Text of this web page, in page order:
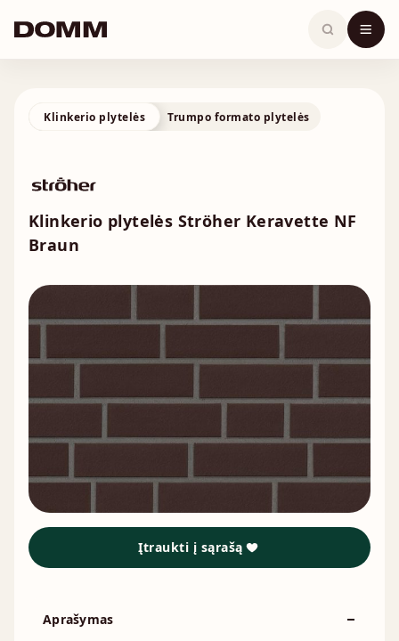
content
Klinkerio plytelės Trumpo formato plytelės
Klinkerio plytelės Ströher Keravette NF
Braun
Įtraukti į sąrašą
Aprašymas